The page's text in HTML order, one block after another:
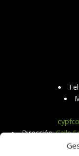
Dirección:Calle